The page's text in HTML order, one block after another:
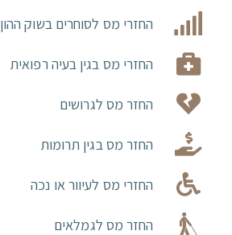
החזרי מס לסוחרים בשוק ההון
החזרי מס בגין בעיה רפואית
החזר מס לגרושים
החזר מס בגין תרומות
החזרי מס לעיוור או נכה
החזר מס לגמלאים